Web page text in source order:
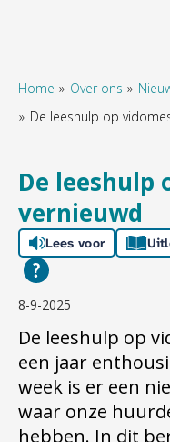
Home Over ons
De leeshulp op
De leeshulp
vernieuwd
Lees voor
8-9-2025
De leeshulp op
een jaar
week is er een
waar onze
hebben. In dit